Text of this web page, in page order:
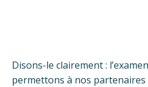
Disons-le clairement :
permettons à nos partenaires